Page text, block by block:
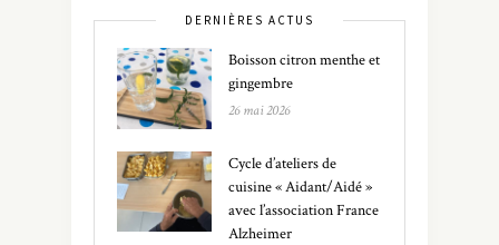
DERNIÈRES ACTUS
Boisson citron menthe et
gingembre
26 mai 2026
Cycle d’ateliers de
cuisine « Aidant/Aidé »
avec l’association France
Alzheimer